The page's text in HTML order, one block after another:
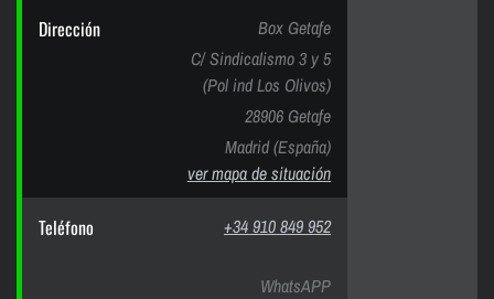
Dirección
Box Getafe
C/ Sindicalismo 3 y 5
(Pol ind Los Olivos)
28906 Getafe
Madrid (España)
ver mapa de situación
Teléfono +34 910 849 952
WhatsAPP